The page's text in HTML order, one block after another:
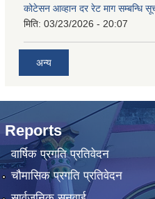
कोटेसन आव्हान दर रेट माग सम्बन्धि
मिति: 03/23/2026 - 20:07
अन्य
Reports
वार्षिक प्रगति प्रतिवेदन
चौमासिक प्रगति प्रतिवेदन